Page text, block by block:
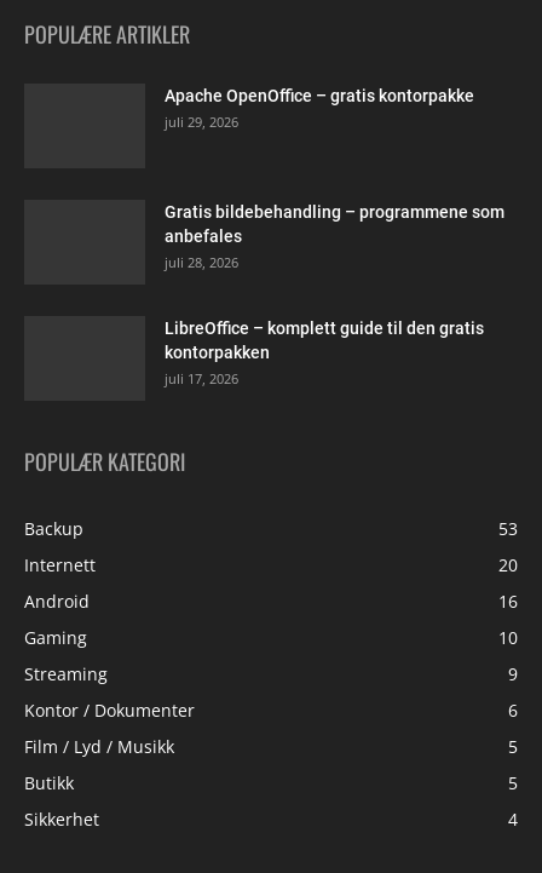
POPULÆRE ARTIKLER
Apache OpenOffice – gratis kontorpakke
juli 29, 2026
Gratis bildebehandling – programmene som
anbefales
juli 28, 2026
LibreOffice – komplett guide til den gratis
kontorpakken
juli 17, 2026
POPULÆR KATEGORI
Backup
53
Internett
20
Android
16
Gaming
10
Streaming
9
Kontor / Dokumenter
6
Film / Lyd / Musikk
5
Butikk
5
Sikkerhet
4